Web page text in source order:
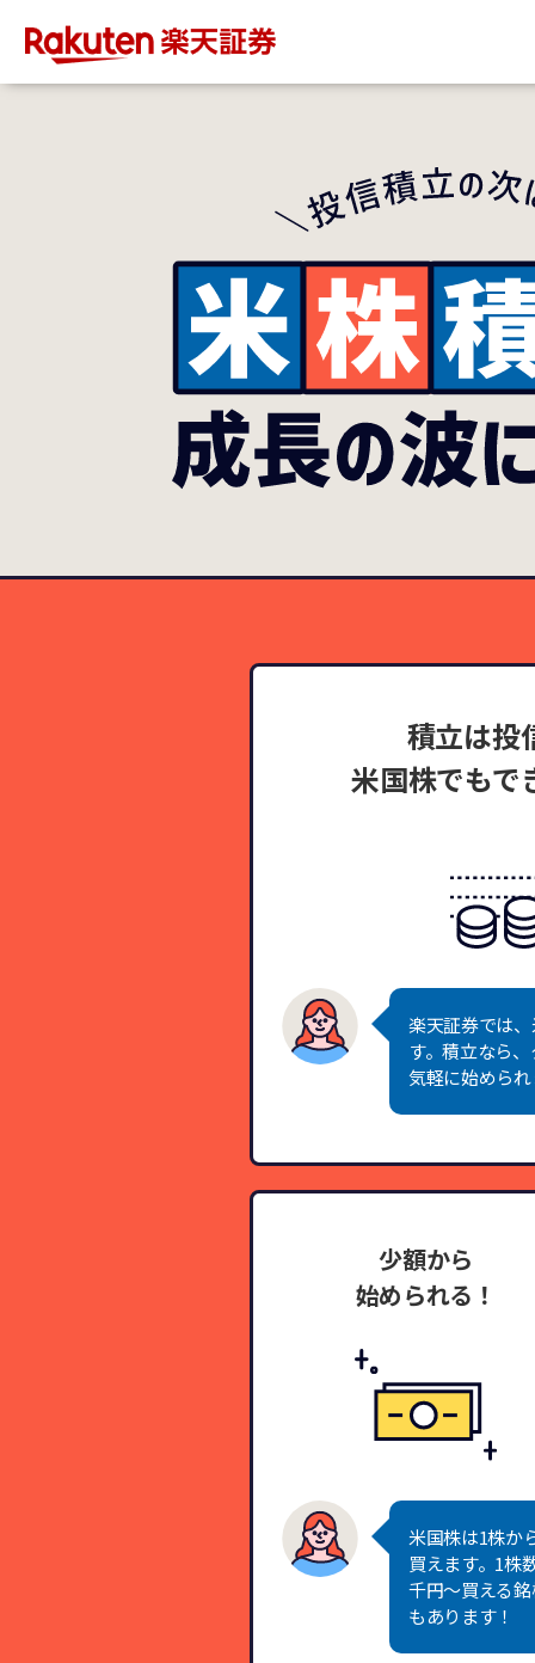
積立は投
米国株でもで
楽天証券では
す。積立なら
気軽に始めら
少額から
始められる！
米国株は1株か
買えます。1株
千円～買える
もあります！